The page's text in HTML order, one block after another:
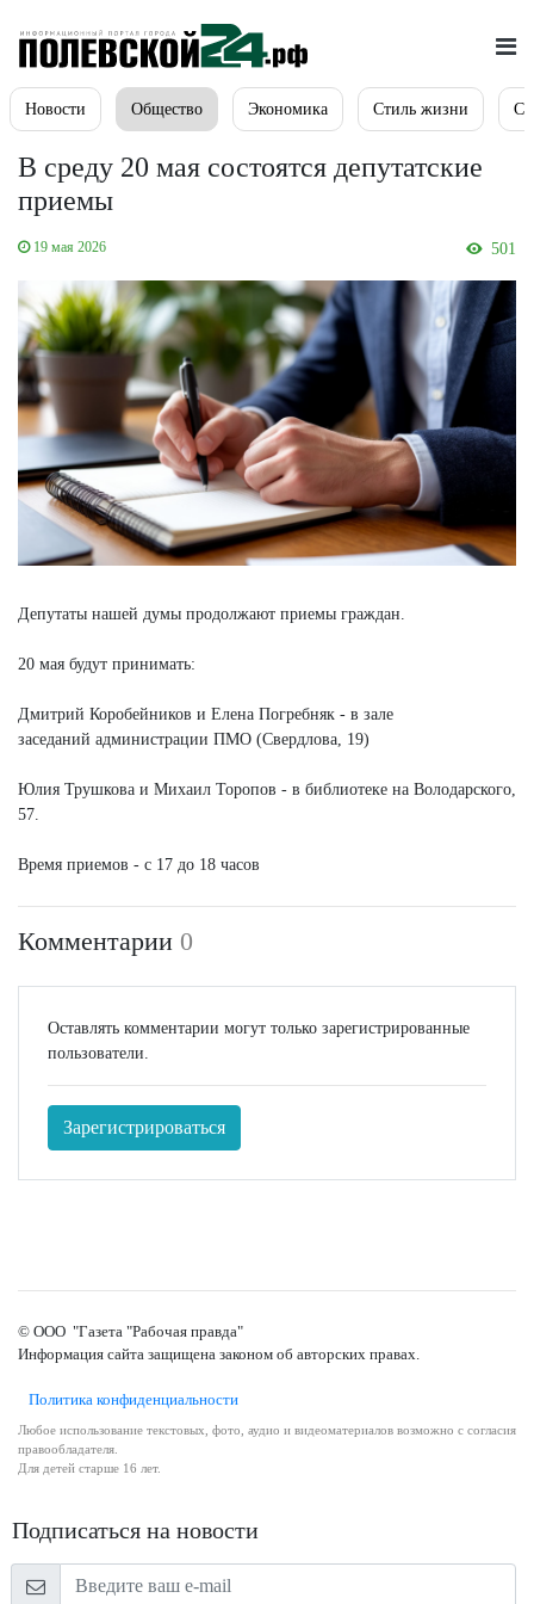
Новости Общество Экономика Стиль жизни
В среду 20 мая состоятся депутатские
приемы
19 мая 2026 501
Депутаты нашей думы продолжают приемы граждан.
20 мая будут принимать:
Дмитрий Коробейников и Елена Погребняк - в зале
заседаний администрации ПМО (Свердлова, 19)
Юлия Трушкова и Михаил Торопов - в библиотеке на Володарского,
57.
Время приемов - с 17 до 18 часов
Комментарии 0
Оставлять комментарии могут только зарегистрированные
пользователи.
Зарегистрироваться
© ООО "Газета "Рабочая правда"
Информация сайта защищена законом об авторских правах.
Политика конфиденциальности
Любое использование текстовых, фото, аудио и видеоматериалов возможно с согласия
правообладателя.
Для детей старше 16 лет.
Подписаться на новости